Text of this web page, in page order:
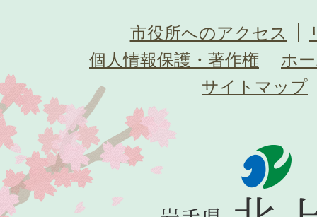
市役所へのアクセス
個人情報保護・著作権
ホ
サイトマップ